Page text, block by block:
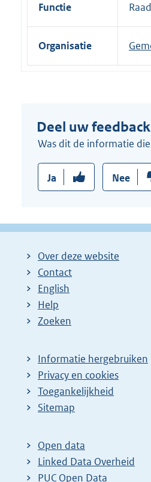
Functie
Organisatie
Deel uw feedback
Was dit de informatie
Ja Nee
Over deze website
Contact
English
Help
Zoeken
Informatie hergebruiken
Privacy en cookies
Toegankelijkheid
Sitemap
Open data
Linked Data Overheid
PUC Open Data